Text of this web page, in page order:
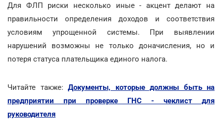
Для ФЛП риски несколько иные - акцент делают на
правильности определения доходов и соответствия
условиям упрощенной системы. При выявлении
нарушений возможны не только доначисления, но и
потеря статуса плательщика единого налога.
Читайте также: Документы, которые должны быть на
предприятии при проверке ГНС - чеклист для
руководителя